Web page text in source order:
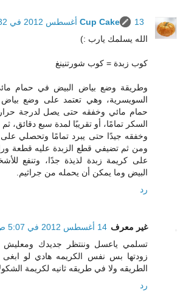
Cup Cake
13 أغسطس 2012 في 3:32 ص
الله يسلمك يارب :)
كوب زبدة = كوب شورتنينغ
وطريقة وضع بياض البيض في حمام
السويسرية، وهي تعتمد على وضع
حمام مائي وخفقه حتى يصل لدرجة
السكر تمامًا، أو تقريبًا لمدة سبع دقائق،
وخفقه جيدًا حتى يبرد تمامًا وتحصلي على
ومن ثم تضيفي قطع الزبدة عليه قطعة
على كريمة زبدة لذيذة جدًا، وتنفع
البيض وما يمكن أن يحمله من جراثيم.
رد
غير معرف 14 أغسطس 2012 في 5:07 ص
تسلمي ياعسل وننتظر جديدك ومعليش
زودتها بس نفس الكريمه هادي لو ابغى
الطريقه ولا في طريقه ثانيه لكريمة
رد